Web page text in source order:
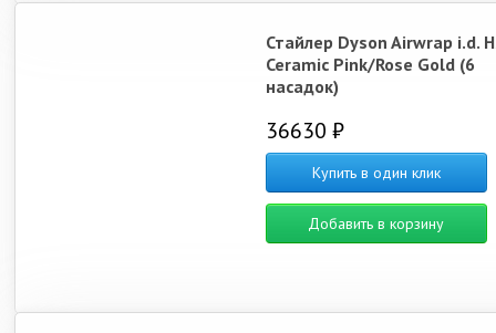
Стайлер Dyson Airwrap i.d.
Ceramic Pink/Rose Gold (6
насадок)
36630 ₽
Купить в один клик
Добавить в корзину